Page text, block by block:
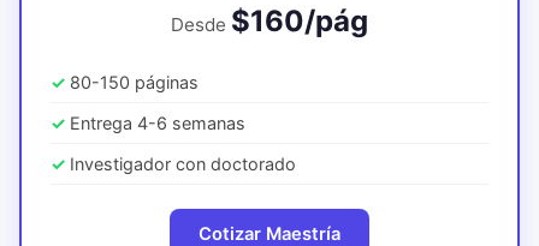
Desde $160/pág
80-150 páginas
Entrega 4-6 semanas
Investigador con doctorado
Cotizar Maestría